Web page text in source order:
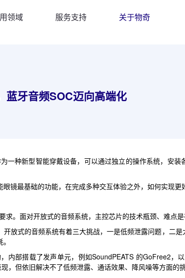
领域 服务支持 关于物奇
蓝牙音频SOC迈向高端化
一种新型智能穿戴设备，可以通过独立的操作系统，安
镜最基础的功能，在完成多种交互体验之外，如何实现更
。面对开放式的音频系统，主控芯片的技术瓶颈、难点是
放式的音频系统有着三大挑战，一是低频泄露问题，二
内部搭载了发声单元，例如SoundPEATS 的GoFree2，
但依旧解决不了低频泄露、通话效果、降风噪等方面的挑